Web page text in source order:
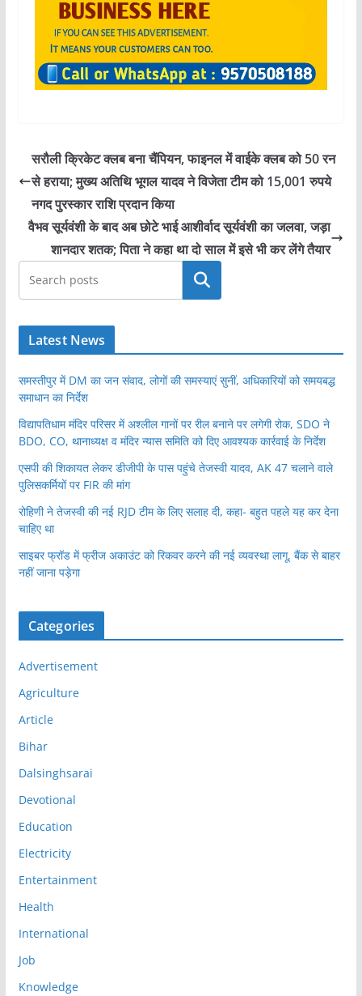
सरौली क्रिकेट क्लब बना चैंपियन, फाइनल में वाईके क्लब को 50 रन
से हराया; मुख्य अतिथि भूगल यादव ने विजेता टीम को 15,001 रुपये
नगद पुरस्कार राशि प्रदान किया
वैभव सूर्यवंशी के बाद अब छोटे भाई आशीर्वाद सूर्यवंशी का जलवा, जड़ा
शानदार शतक; पिता ने कहा था दो साल में इसे भी कर लेंगे तैयार
खोजें
Latest News
समस्तीपुर में DM का जन संवाद, लोगों की समस्याएं सुनीं, अधिकारियों को समयबद्ध
समाधान का निर्देश
विद्यापतिधाम मंदिर परिसर में अश्लील गानों पर रील बनाने पर लगेगी रोक, SDO ने
BDO, CO, थानाध्यक्ष व मंदिर न्यास समिति को दिए आवश्यक कार्रवाई के निर्देश
एसपी की शिकायत लेकर डीजीपी के पास पहुंचे तेजस्वी यादव, AK 47 चलाने वाले
पुलिसकर्मियों पर FIR की मांग
रोहिणी ने तेजस्वी की नई RJD टीम के लिए सलाह दी, कहा- बहुत पहले यह कर देना
चाहिए था
साइबर फ्रॉड में फ्रीज अकाउंट को रिकवर करने की नई व्यवस्था लागू, बैंक से बाहर
नहीं जाना पड़ेगा
Categories
Advertisement
Agriculture
Article
Bihar
Dalsinghsarai
Devotional
Education
Electricity
Entertainment
Health
International
Job
Knowledge